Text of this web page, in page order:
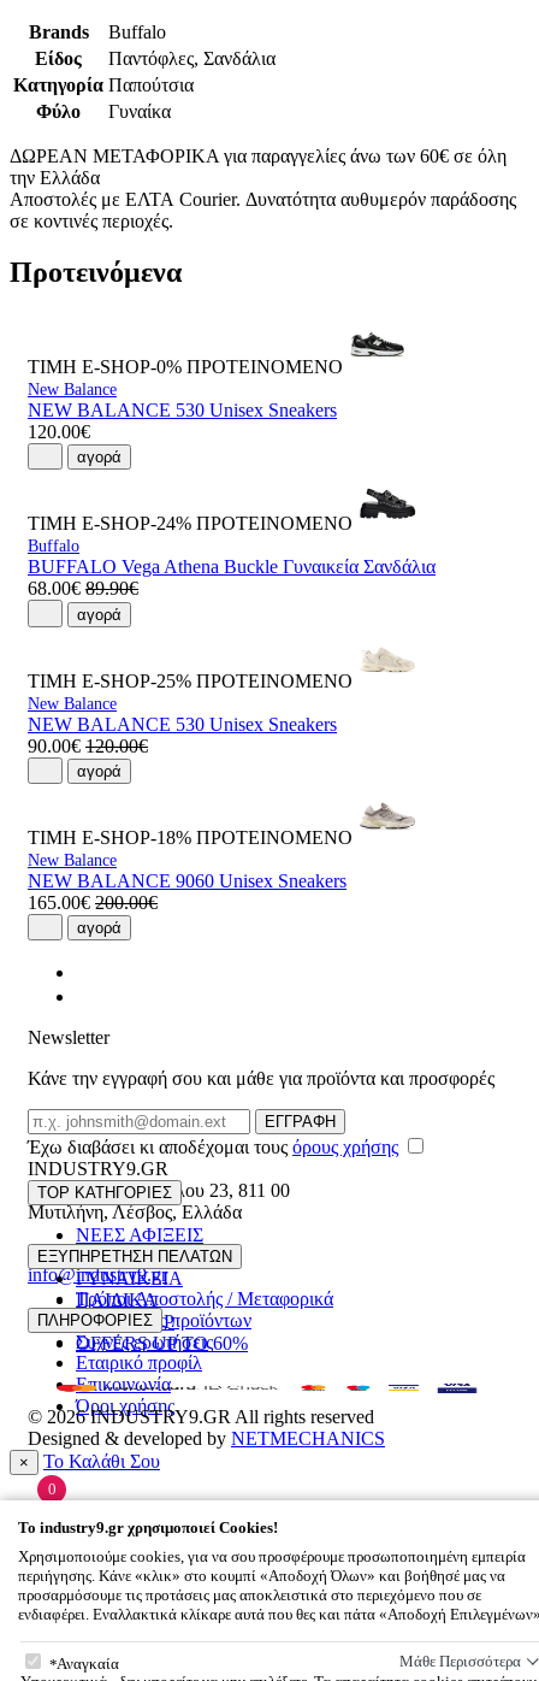
Brands
Buffalo
Είδος
Παντόφλες, Σανδάλια
Κατηγορία Παπούτσια
Φύλο
Γυναίκα
ΔΩΡΕΑΝ ΜΕΤΑΦΟΡΙΚΑ για παραγγελίες άνω των 60€ σε όλη
την Ελλάδα
Αποστολές με ΕΛΤΑ Courier. Δυνατότητα αυθυμερόν παράδοσης
σε κοντινές περιοχές.
Προτεινόμενα
ΤΙΜΗ E-SHOP-0% ΠΡΟΤΕΙΝΟΜΕΝΟ
New Balance
NEW BALANCE 530 Unisex Sneakers
120.00€
αγορά
ΤΙΜΗ E-SHOP-24% ΠΡΟΤΕΙΝΟΜΕΝΟ
Buffalo
BUFFALO Vega Athena Buckle Γυναικεία Σανδάλια
68.00€ 89.90€
αγορά
ΤΙΜΗ E-SHOP-25% ΠΡΟΤΕΙΝΟΜΕΝΟ
New Balance
NEW BALANCE 530 Unisex Sneakers
90.00€ 120.00€
αγορά
ΤΙΜΗ E-SHOP-18% ΠΡΟΤΕΙΝΟΜΕΝΟ
New Balance
NEW BALANCE 9060 Unisex Sneakers
165.00€ 200.00€
αγορά
Newsletter
Κάνε την εγγραφή σου και μάθε για προϊόντα και προσφορές
Email
ΕΓΓΡΑΦΗ
Έχω διαβάσει κι αποδέχομαι τους όρους χρήσης
INDUSTRY9.GR
Ελευθέριου Βενιζέλου 23, 811 00
Μυτιλήνη,Λέσβος,Ελλάδα
22510 55629
info@industry9.gr
TOP ΚΑΤΗΓΟΡΙΕΣ
ΝΕΕΣ ΑΦΙΞΕΙΣ
ΑΝΔΡΙΚΑ
ΓΥΝΑΙΚΕΙΑ
ΠΑΙΔΙΚΑ
ΑΞΕΣΟΥΑΡ
OFFERS UP TO 60%
ΕΞΥΠΗΡΕΤΗΣΗ ΠΕΛΑΤΩΝ
Τρόποι Αποστολής / Μεταφορικά
Επιστροφές προϊόντων
Συχνές ερωτήσεις
ΠΛΗΡΟΦΟΡΙΕΣ
Εταιρικό προφίλ
Επικοινωνία
Όροι χρήσης
© 2026INDUSTRY9.GR All rights reserved
Designed & developed by NETMECHANICS
× Το Καλάθι Σου
0
To industry9.gr χρησιμοποιεί Cookies!
Χρησιμοποιούμε cookies, για να σου προσφέρουμε προσωποποιημένη εμπειρία
περιήγησης. Κάνε «κλικ» στο κουμπί «Αποδοχή Όλων» και βοήθησέ μας να
προσαρμόσουμε τις προτάσεις μας αποκλειστικά στο περιεχόμενο που σε
ενδιαφέρει. Εναλλακτικά κλίκαρε αυτά που θες και πάτα «Αποδοχή
To
Αναγκαία Μάθε Περισσότερα